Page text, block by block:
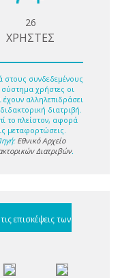
26
ΧΡΗΣΤΕΣ
συνδεδεμένους
σύστημα χρήστες οι
έχουν αλληλεπιδράσει
διατριβή.
το πλείστον, αφορά
μεταφορτώσεις.
Εθνικό Αρχείο
Διατριβών.
επισκέψεις των